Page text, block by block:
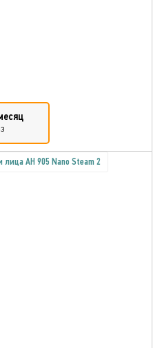
AH 905 Nano Steam 2